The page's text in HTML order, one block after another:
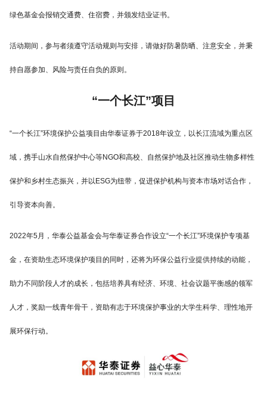
绿色基金会报销交通费、住宿费，并颁发结业证书。
活动期间，参与者须遵守活动规则与安排，请做好防暑防晒、注意安全，并秉
持自愿参加、风险与责任自负的原则。
“一个长江”项目
“一个长江”环境保护公益项目由华泰证券于2018年设立，以长江流域为重点区
域，携手山水自然保护中心等NGO和高校、自然保护地及社区推动生物多样性
保护和乡村生态振兴，并以ESG为纽带，促进保护机构与资本市场对话合作，
引导资本向善。
2022年5月，华泰公益基金会与华泰证券合作设立“一个长江”环境保护专项基
金，在资助生态环境保护项目的同时，还将为环保公益行业提供持续的动能，
助力不同阶段人才的成长，包括培养具有经济、环境、社会议题平衡感的领军
人才，奖励一线青年骨干，资助有志于环境保护事业的大学生科学、理性地开
展环保行动。